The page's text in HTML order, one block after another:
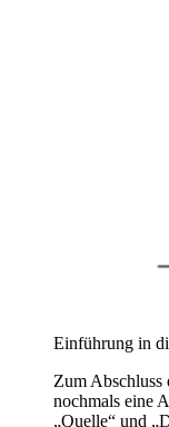
Einführung in
Zum Abschluss
nochmals eine
„Quelle“ und